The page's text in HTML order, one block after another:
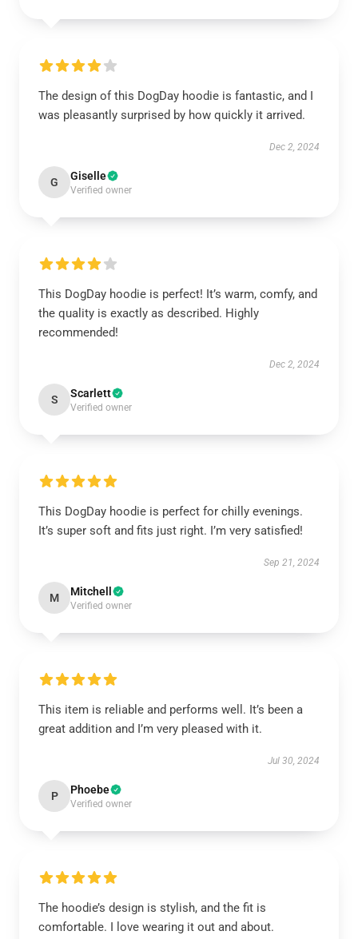
The design of this DogDay hoodie is fantastic, and I
was pleasantly surprised by how quickly it arrived.
Dec 2, 2024
G Giselle
Verified owner
This DogDay hoodie is perfect! It’s warm, comfy, and
the quality is exactly as described. Highly
recommended!
Dec 2, 2024
S Scarlett
Verified owner
This DogDay hoodie is perfect for chilly evenings.
It’s super soft and fits just right. I’m very satisfied!
Sep 21, 2024
M Mitchell
Verified owner
This item is reliable and performs well. It’s been a
great addition and I’m very pleased with it.
Jul 30, 2024
P Phoebe
Verified owner
The hoodie’s design is stylish, and the fit is
comfortable. I love wearing it out and about.